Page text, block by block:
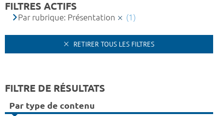
FILTRES ACTIFS
Par rubrique: Présentation (1)
RETIRER TOUS LES FILTRES
FILTRE DE RÉSULTATS
Par type de contenu